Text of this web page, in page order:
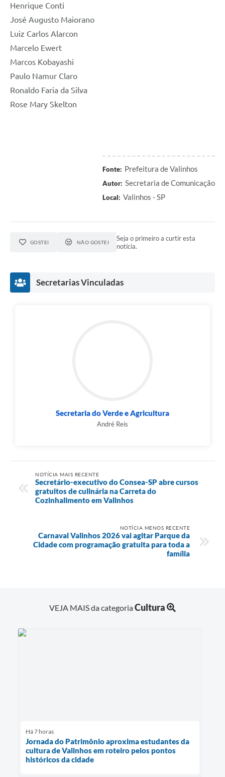
Henrique Conti
José Augusto Maiorano
Luiz Carlos Alarcon
Marcelo Ewert
Marcos Kobayashi
Paulo Namur Claro
Ronaldo Faria da Silva
Rose Mary Skelton
Fonte: Prefeitura de Valinhos
Autor: Secretaria de Comunicação
Local: Valinhos - SP
GOSTEI NÃO GOSTEI
Seja o primeiro a curtir esta
notícia.
Secretarias Vinculadas
Secretaria do Verde e Agricultura
André Reis
NOTÍCIA MAIS RECENTE
Secretário-executivo do Consea-SP abre cursos
gratuitos de culinária na Carreta do
Cozinhalimento em Valinhos
NOTÍCIA MENOS RECENTE
Carnaval Valinhos 2026 vai agitar Parque da
Cidade com programação gratuita para toda a
família
VEJA MAIS da categoriaCultura
Há 7 horas
Jornada do Patrimônio aproxima estudantes da
cultura de Valinhos em roteiro pelos pontos
históricos da cidade